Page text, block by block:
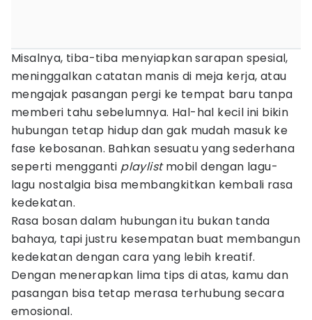
Misalnya, tiba-tiba menyiapkan sarapan spesial,
meninggalkan catatan manis di meja kerja, atau
mengajak pasangan pergi ke tempat baru tanpa
memberi tahu sebelumnya. Hal-hal kecil ini bikin
hubungan tetap hidup dan gak mudah masuk ke
fase kebosanan. Bahkan sesuatu yang sederhana
seperti mengganti playlistmobil dengan lagu-
lagu nostalgia bisa membangkitkan kembali rasa
kedekatan.
Rasa bosan dalam hubungan itu bukan tanda
bahaya, tapi justru kesempatan buat membangun
kedekatan dengan cara yang lebih kreatif.
Dengan menerapkan lima tips di atas, kamu dan
pasangan bisa tetap merasa terhubung secara
emosional.